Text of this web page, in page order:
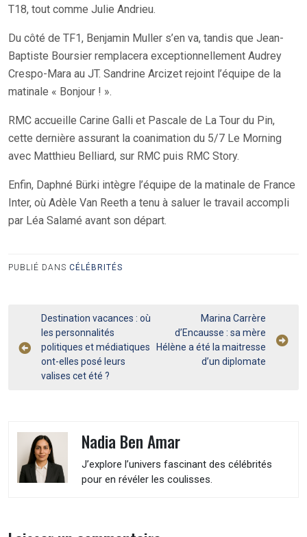
T18, tout comme Julie Andrieu.
Du côté de TF1, Benjamin Muller s’en va, tandis que Jean-
Baptiste Boursier remplacera exceptionnellement Audrey
Crespo-Mara au JT. Sandrine Arcizet rejoint l’équipe de la
matinale « Bonjour ! ».
RMC accueille Carine Galli et Pascale de La Tour du Pin,
cette dernière assurant la coanimation du 5/7 Le Morning
avec Matthieu Belliard, sur RMC puis RMC Story.
Enfin, Daphné Bürki intègre l’équipe de la matinale de France
Inter, où Adèle Van Reeth a tenu à saluer le travail accompli
par Léa Salamé avant son départ.
PUBLIÉ DANS CÉLÉBRITÉS
Navigation
de
l’article
Destination vacances : où
les personnalités
politiques et médiatiques
ont-elles posé leurs
valises cet été ?
Marina Carrère
d’Encausse : sa mère
Hélène a été la maitresse
d’un diplomate
Nadia Ben Amar
J’explore l’univers fascinant des célébrités
pour en révéler les coulisses.